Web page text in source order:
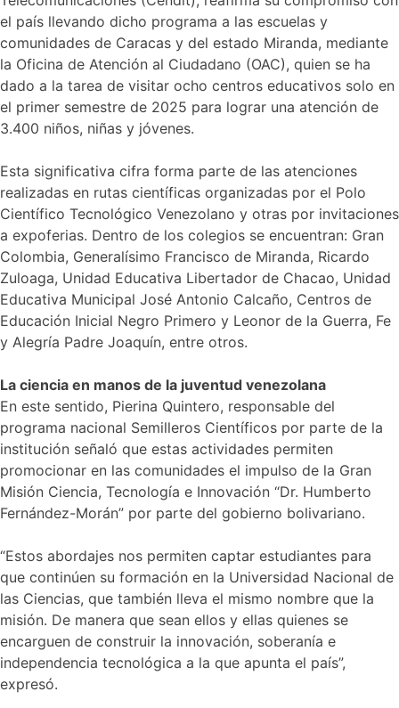
el país llevando dicho programa a las escuelas y
comunidades de Caracas y del estado Miranda, mediante
la Oficina de Atención al Ciudadano (OAC), quien se ha
dado a la tarea de visitar ocho centros educativos solo en
el primer semestre de 2025 para lograr una atención de
3.400 niños, niñas y jóvenes.
Esta significativa cifra forma parte de las atenciones
realizadas en rutas científicas organizadas por el Polo
Científico Tecnológico Venezolano y otras por invitaciones
a expoferias. Dentro de los colegios se encuentran: Gran
Colombia, Generalísimo Francisco de Miranda, Ricardo
Zuloaga, Unidad Educativa Libertador de Chacao, Unidad
Educativa Municipal José Antonio Calcaño, Centros de
Educación Inicial Negro Primero y Leonor de la Guerra, Fe
y Alegría Padre Joaquín, entre otros.
La ciencia en manos de la juventud venezolana
En este sentido, Pierina Quintero, responsable del
programa nacional Semilleros Científicos por parte de la
institución señaló que estas actividades permiten
promocionar en las comunidades el impulso de la Gran
Misión Ciencia, Tecnología e Innovación “Dr. Humberto
Fernández-Morán” por parte del gobierno bolivariano.
“Estos abordajes nos permiten captar estudiantes para
que continúen su formación en la Universidad Nacional de
las Ciencias, que también lleva el mismo nombre que la
misión. De manera que sean ellos y ellas quienes se
encarguen de construir la innovación, soberanía e
independencia tecnológica a la que apunta el país”,
expresó.